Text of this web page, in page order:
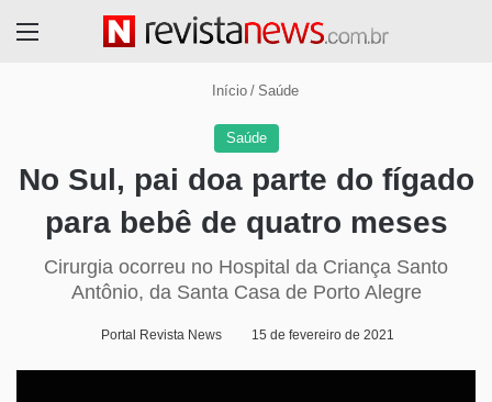
Início / Saúde
Saúde
No Sul, pai doa parte do fígado
para bebê de quatro meses
Cirurgia ocorreu no Hospital da Criança Santo
Antônio, da Santa Casa de Porto Alegre
Portal Revista News 15 de fevereiro de 2021